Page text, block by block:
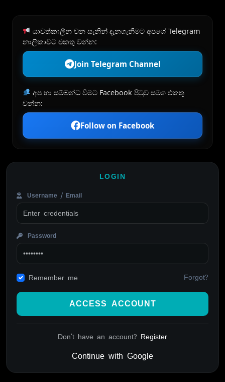
යාවත්කාලීන වන සැනින් දැනගැනීමට අපගේ Telegram
නාලිකාවට එකතු වන්න:
Join Telegram Channel
අප හා සම්බන්ධ වීමට Facebook පිටුව සමග එකතු
වන්න:
Follow on Facebook
LOGIN
Username / Email
Password
Remember me Forgot?
ACCESS ACCOUNT
Don't have an account? Register
Continue with Google